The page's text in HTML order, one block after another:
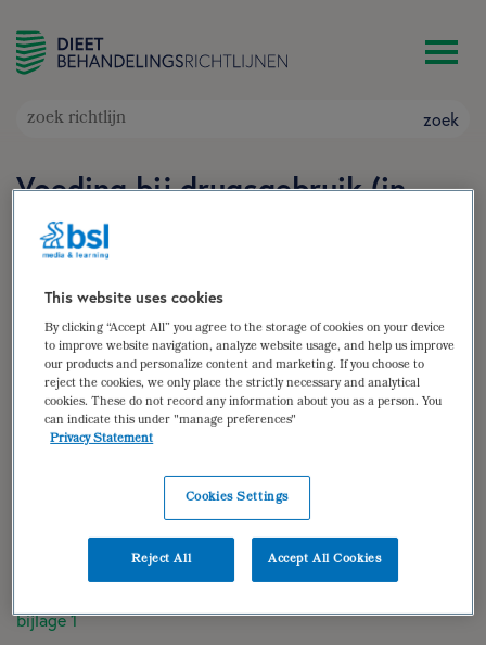
zoek
Voeding bij drugsgebruik (in
herziening)
Doelgroep: Adolescenten en volwassenen die een
drugsverslaving hebben of hebben gehad
Auteur(s):L. Joosten ,Anke Pruissen-Boskaljon
Melissen-Leeuwen
zoek
samenvatting
dieetbehandelplan
verantwoording | geraadpleegde literatuur
bijlage 1
This website uses cookies
By clicking “Accept All” you agree to the storage of cookies on your device
to improve website navigation, analyze website usage, and help us improve
our products and personalize content and marketing. If you choose to
reject the cookies, we only place the strictly necessary and analytical
cookies. These do not record any information about you as a person. You
can indicate this under "manage preferences"
Privacy Statement
Cookies Settings
Reject All Accept All Cookies